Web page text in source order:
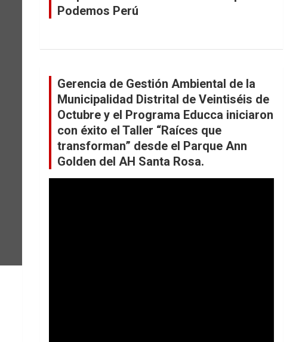
Podemos Perú
Gerencia de Gestión Ambiental de la
Municipalidad Distrital de Veintiséis de
Octubre y el Programa Educca iniciaron
con éxito el Taller “Raíces que
transforman” desde el Parque Ann
Golden del AH Santa Rosa.